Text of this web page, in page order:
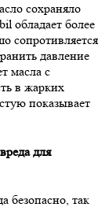
сохраняло
обладает более
сопротивляется
давление
масла с
в жарких
показывает
для
безопасно, так